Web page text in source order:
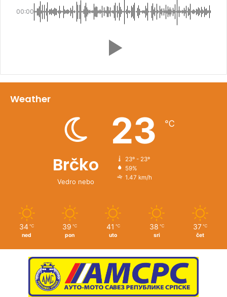
00:00
Weather
Brčko
Vedro nebo
23 ℃
23º - 23º
59%
1.47 km/h
34 ℃
ned
39 ℃
pon
41 ℃
uto
38 ℃
sri
37 ℃
čet